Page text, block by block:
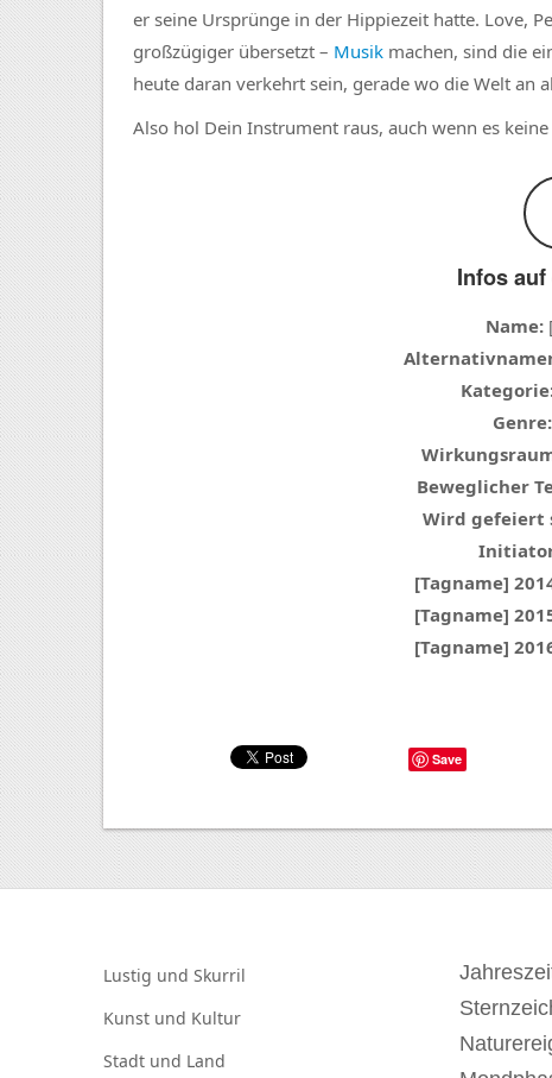
er seine Ursprünge in der Hippiezeit hatte. Love,
großzügiger übersetzt – Musik machen, sind die
heute daran verkehrt sein, gerade wo die Welt an
Also hol Dein Instrument raus, auch wenn es
Infos
Name:
Genre:
Beweglicher
Wird gefeiert
[Tagname]
[Tagname]
[Tagname]
Save
Lustig und Skurril
Kunst und Kultur
Stadt und Land